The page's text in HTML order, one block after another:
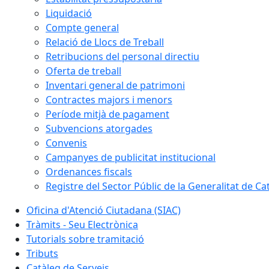
Liquidació
Compte general
Relació de Llocs de Treball
Retribucions del personal directiu
Oferta de treball
Inventari general de patrimoni
Contractes majors i menors
Període mitjà de pagament
Subvencions atorgades
Convenis
Campanyes de publicitat institucional
Ordenances fiscals
Registre del Sector Públic de la Generalitat de
Oficina d'Atenció Ciutadana (SIAC)
Tràmits - Seu Electrònica
Tutorials sobre tramitació
Tributs